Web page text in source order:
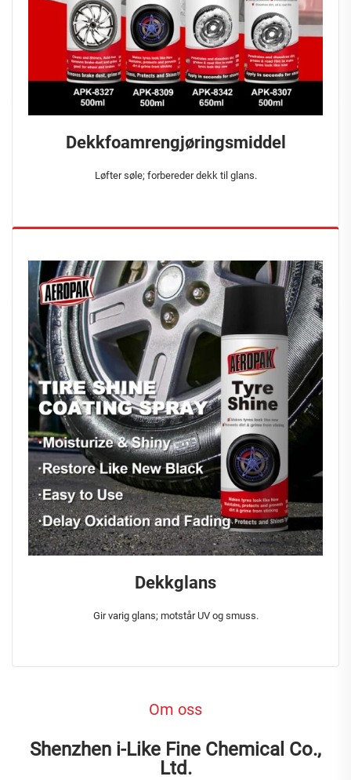
Dekkfoamrengjøringsmiddel
Løfter søle; forbereder dekk til glans.
Dekkglans
Gir varig glans; motstår UV og smuss.
Om oss
Shenzhen i-Like Fine Chemical Co.,
Ltd.